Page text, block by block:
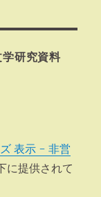
研究資料
表示 - 非営
に提供されて